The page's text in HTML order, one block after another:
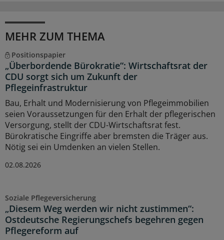
MEHR ZUM THEMA
Positionspapier
„Überbordende Bürokratie“: Wirtschaftsrat der
CDU sorgt sich um Zukunft der
Pflegeinfrastruktur
Bau, Erhalt und Modernisierung von Pflegeimmobilien
seien Voraussetzungen für den Erhalt der pflegerischen
Versorgung, stellt der CDU-Wirtschaftsrat fest.
Bürokratische Eingriffe aber bremsten die Träger aus.
Nötig sei ein Umdenken an vielen Stellen.
02.08.2026
Soziale Pflegeversicherung
„Diesem Weg werden wir nicht zustimmen“:
Ostdeutsche Regierungschefs begehren gegen
Pflegereform auf